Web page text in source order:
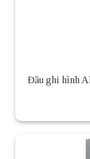
Đầu ghi hình